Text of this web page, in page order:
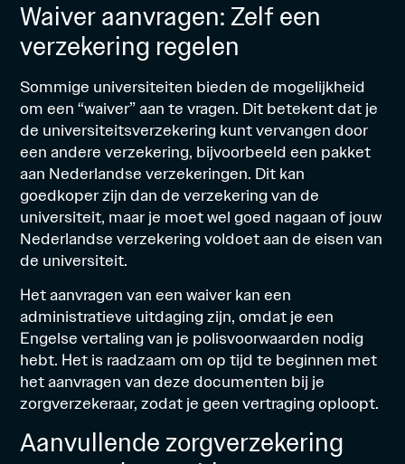
Waiver aanvragen: Zelf een
verzekering regelen
Sommige universiteiten bieden de mogelijkheid
om een “waiver” aan te vragen. Dit betekent dat je
de universiteitsverzekering kunt vervangen door
een andere verzekering, bijvoorbeeld een pakket
aan Nederlandse verzekeringen. Dit kan
goedkoper zijn dan de verzekering van de
universiteit, maar je moet wel goed nagaan of jouw
Nederlandse verzekering voldoet aan de eisen van
de universiteit.
Het aanvragen van een waiver kan een
administratieve uitdaging zijn, omdat je een
Engelse vertaling van je polisvoorwaarden nodig
hebt. Het is raadzaam om op tijd te beginnen met
het aanvragen van deze documenten bij je
zorgverzekeraar, zodat je geen vertraging oploopt.
Aanvullende zorgverzekering